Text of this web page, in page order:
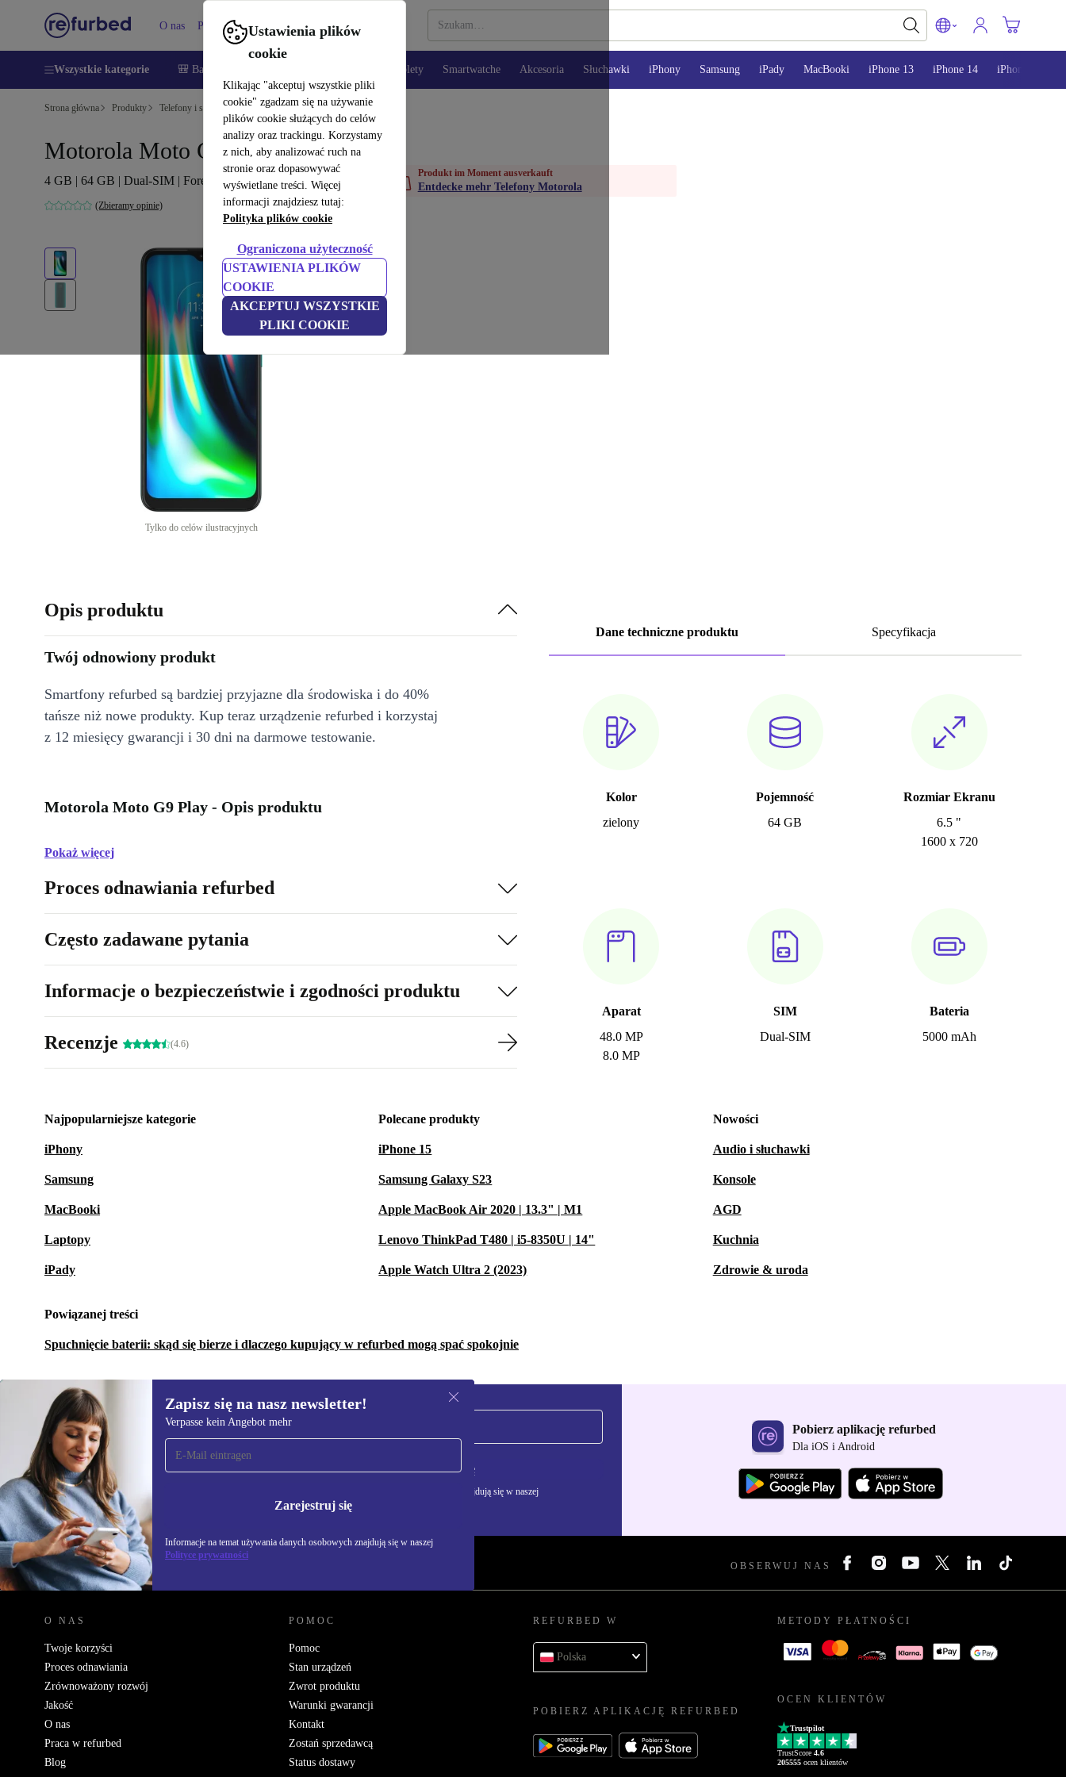
Ustawienia plików
cookie
Klikając "akceptuj wszystkie pliki
cookie" zgadzam się na używanie
plików cookie służących do celów
analizy oraz trackingu. Korzystamy
z nich, aby analizować ruch na
stronie oraz dopasowywać
wyświetlane treści. Więcej
informacji znajdziesz tutaj:
Polityka plików cookie
Ograniczona użyteczność
USTAWIENIA PLIKÓW
COOKIE
AKCEPTUJ WSZYSTKIE
PLIKI COOKIE
O nas Pomoc
Wszystkie kategorie 🎒 Back to school Tablety Smartwatche Akcesoria Słuchawki iPhony Samsung iPady MacBooki iPhone 13 iPhone 14 iPhone 15
Strona główna Produkty Telefony i smartfony Telefony Motorola
Motorola Moto G9 Play
4 GB | 64 GB | Dual-SIM | Forest Green
(Zbieramy opinie)
Tylko do celów ilustracyjnych
Produkt im Moment ausverkauft
Entdecke mehr Telefony Motorola
Dane techniczne produktu Specyfikacja
Kolor
zielony
Pojemność
64 GB
Rozmiar Ekranu
6.5 "
1600 x 720
Aparat
48.0 MP
8.0 MP
SIM
Dual-SIM
Bateria
5000 mAh
Opis produktu
Twój odnowiony produkt
Smartfony refurbed są bardziej przyjazne dla środowiska i do 40%
tańsze niż nowe produkty. Kup teraz urządzenie refurbed i korzystaj
z 12 miesięcy gwarancji i 30 dni na darmowe testowanie.
Motorola Moto G9 Play - Opis produktu
Pokaż więcej
Proces odnawiania refurbed
Często zadawane pytania
Informacje o bezpieczeństwie i zgodności produktu
Recenzje (4.6)
Najpopularniejsze kategorie
iPhony
Samsung
MacBooki
Laptopy
iPady
Polecane produkty
iPhone 15
Samsung Galaxy S23
Apple MacBook Air 2020 | 13.3" | M1
Lenovo ThinkPad T480 | i5-8350U | 14"
Apple Watch Ultra 2 (2023)
Nowości
Audio i słuchawki
Konsole
AGD
Kuchnia
Zdrowie & uroda
Powiązanej treści
Spuchnięcie baterii: skąd się bierze i dlaczego kupujący w refurbed mogą spać spokojnie
Zapisz się na nasz newsletter!
Verpasse kein Angebot mehr
Zarejestruj się
Informacje na temat używania danych osobowych znajdują się w naszej
Polityce prywatności
Zapisz się na nasz
newsletter!
Nie przegap żadnej oferty.
Zarejestruj się
Informacje na temat używania danych osobowych znajdują się w naszej
Polityce prywatności
Pobierz aplikację refurbed
Dla iOS i Android
REFURBED POLSKA - RETHINK NEW. OBSERWUJ NAS
O NAS
Twoje korzyści
Proces odnawiania
Zrównoważony rozwój
Jakość
O nas
Praca w refurbed
Blog
POMOC
Pomoc
Stan urządzeń
Zwrot produktu
Warunki gwarancji
Kontakt
Zostań sprzedawcą
Status dostawy
REFURBED W
Polska
POBIERZ APLIKACJĘ REFURBED
METODY PŁATNOŚCI
OCEN KLIENTÓW
Trustpilot
TrustScore 4.6
205555 ocen klientów